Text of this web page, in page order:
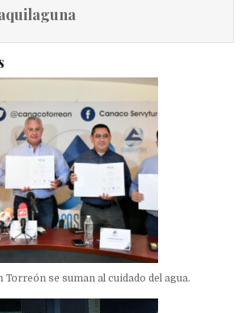
Torreón se suman al cuidado del agua.